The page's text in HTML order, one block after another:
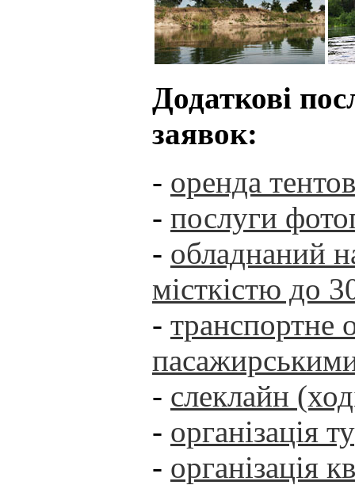
Додаткові
заявок:
- оренда
- послуги
- обладнаний
місткістю до
- транспортне
- слеклайн
- організація
- організація